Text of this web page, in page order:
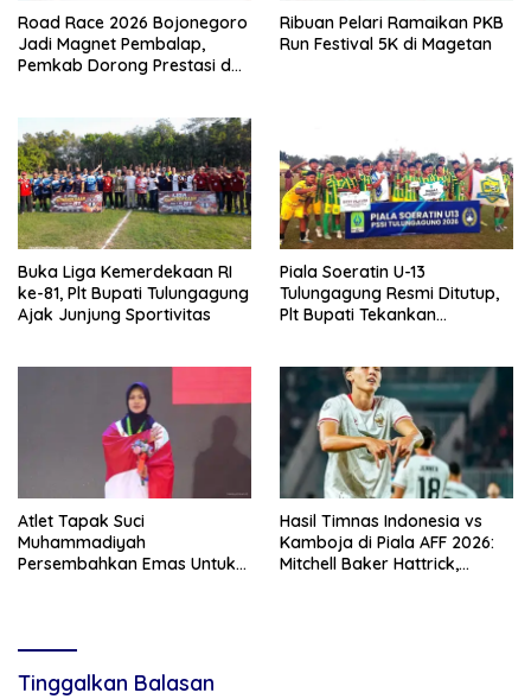
Road Race 2026 Bojonegoro
Jadi Magnet Pembalap,
Pemkab Dorong Prestasi dan
Ribuan Pelari Ramaikan PKB
Run Festival 5K di Magetan
Buka Liga Kemerdekaan RI
ke-81, Plt Bupati Tulungagung
Ajak Junjung Sportivitas
Piala Soeratin U-13
Tulungagung Resmi Ditutup,
Plt Bupati Tekankan
Atlet Tapak Suci
Muhammadiyah
Persembahkan Emas Untuk
Hasil Timnas Indonesia vs
Kamboja di Piala AFF 2026:
Mitchell Baker Hattrick,
Tinggalkan Balasan